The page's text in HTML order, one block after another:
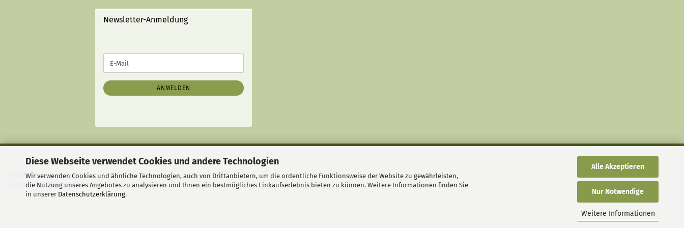
Diese Webseite verwendet Cookies und andere Technologien
Wir verwenden Cookies und ähnliche Technologien, auch von Drittanbietern, um die ordentliche Funktionsweise der Website zu gewährleisten,
die Nutzung unseres Angebotes zu analysieren und Ihnen ein bestmögliches Einkaufserlebnis bieten zu können. Weitere Informationen finden Sie
in unserer Datenschutzerklärung.
Alle Akzeptieren
Nur Notwendige
Weitere Informationen
STRICHEN):
Newsletter-Anmeldung
ZUR
ANMELDUNG
E-
Mail
ANMELDEN
Liefer- und Versandkosten|Privatsphäre und Datenschutz
Vertrag widerrufen